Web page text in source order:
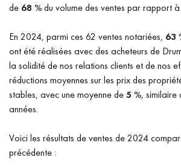
de 68 %du volume des ventes par rapport à
En 2024, parmi ces 62 ventes notariées, 63
ont été réalisées avec des acheteurs de
la solidité de nos relations clients et de nos
réductions moyennes sur les prix des
stables, avec une moyenne de5 %, similaire
années.
Voici les résultats de ventes de 2024
précédente :